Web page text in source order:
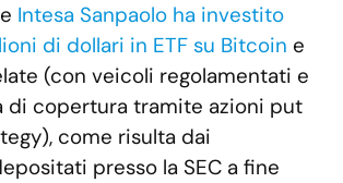
Intesa Sanpaolo ha investito
di dollari in ETF su Bitcoin e
(con veicoli regolamentati e
di copertura tramite azioni put
come risulta dai
presso la SEC a fine